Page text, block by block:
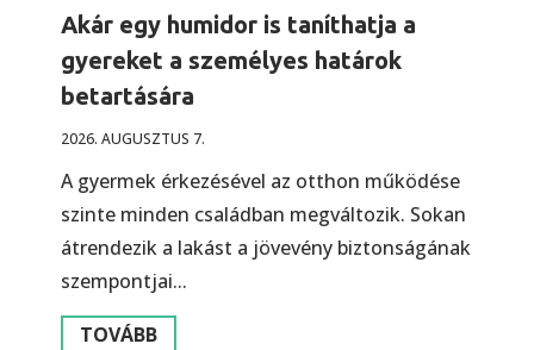
Akár egy humidor is taníthatja a
gyereket a személyes határok
betartására
2026. AUGUSZTUS 7.
A gyermek érkezésével az otthon működése
szinte minden családban megváltozik. Sokan
átrendezik a lakást a jövevény biztonságának
szempontjai...
TOVÁBB